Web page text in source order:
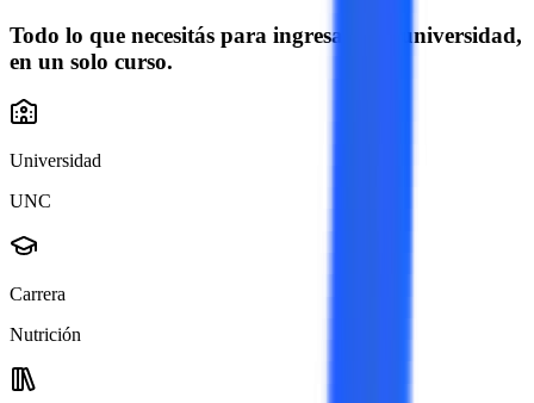
Todo lo que necesitás para ingresar a la universidad,
en un solo curso.
Universidad
UNC
Carrera
Nutrición